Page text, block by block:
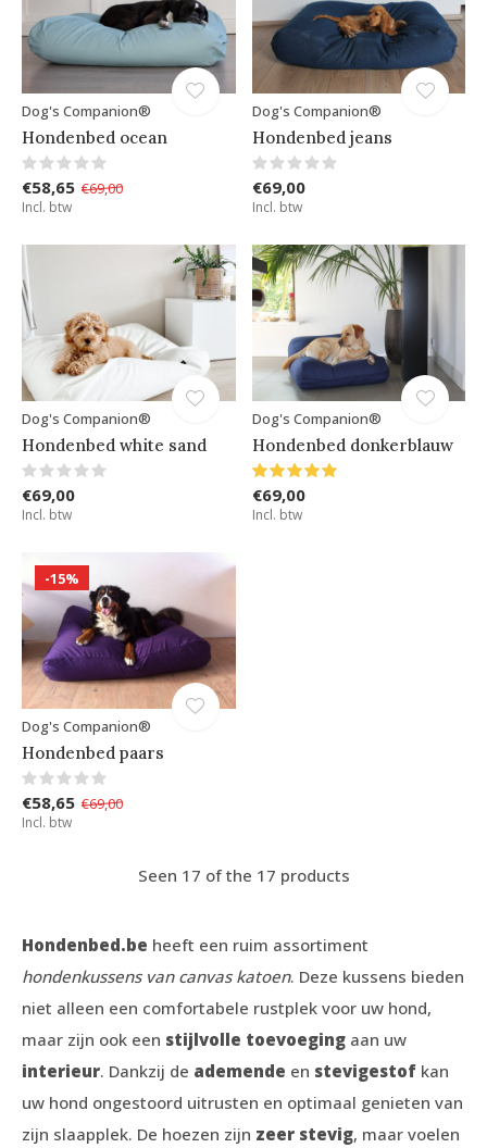
Dog's Companion®
Hondenbed ocean
€58,65 €69,00
Incl. btw
Dog's Companion®
Hondenbed jeans
€69,00
Incl. btw
Dog's Companion®
Hondenbed white sand
€69,00
Incl. btw
Dog's Companion®
Hondenbed donkerblauw
€69,00
Incl. btw
-15%
Dog's Companion®
Hondenbed paars
€58,65 €69,00
Incl. btw
Seen 17 of the 17 products
Hondenbed.be heeft een ruim assortiment
hondenkussens van canvas katoen. Deze kussens bieden
niet alleen een comfortabele rustplek voor uw hond,
maar zijn ook een stijlvolle toevoeging aan uw
interieur. Dankzij de ademende en stevigestof kan
uw hond ongestoord uitrusten en optimaal genieten van
zijn slaapplek. De hoezen zijn zeer stevig, maar voelen